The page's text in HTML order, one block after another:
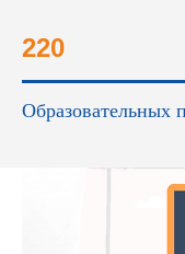
220
Образовательных